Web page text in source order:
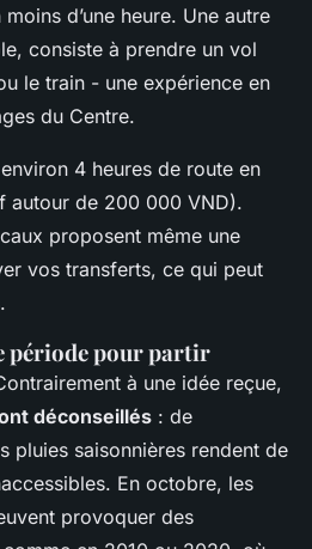
d’une heure. Une autre
consiste à prendre un vol
le train - une expérience en
du Centre.
4 heures de route en
autour de 200 000 VND).
proposent même une
vos transferts, ce qui peut
période pour partir
à une idée reçue,
déconseillés : de
pluies saisonnières rendent de
En octobre, les
provoquer des